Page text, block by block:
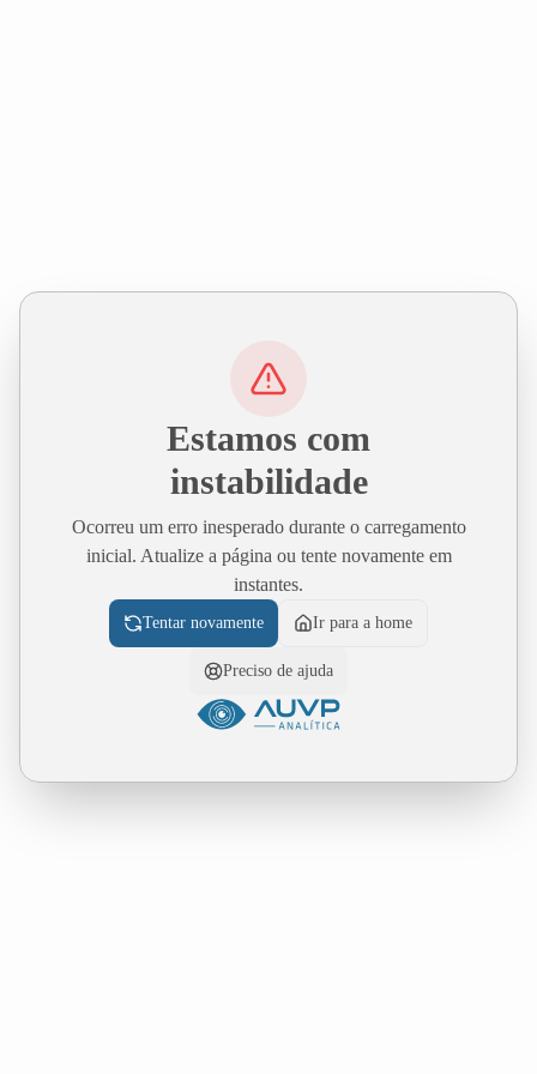
Estamos com
instabilidade
Ocorreu um erro inesperado durante o carregamento
inicial. Atualize a página ou tente novamente em
instantes.
Tentar novamente Ir para a home
Preciso de ajuda